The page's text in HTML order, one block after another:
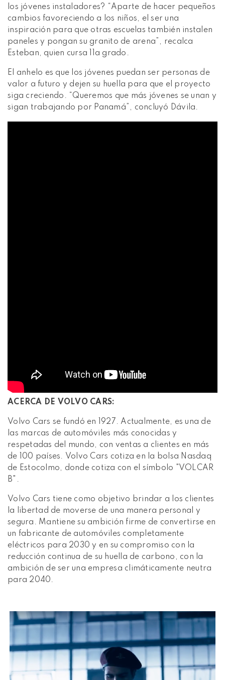
los jóvenes instaladores? “Aparte de hacer pequeños
cambios favoreciendo a los niños, el ser una
inspiración para que otras escuelas también instalen
paneles y pongan su granito de arena”, recalca
Esteban, quien cursa 11a grado.
El anhelo es que los jóvenes puedan ser personas de
valor a futuro y dejen su huella para que el proyecto
siga creciendo. “Queremos que más jóvenes se unan y
sigan trabajando por Panamá”, concluyó Dávila.
ACERCA DE VOLVO CARS:
Volvo Cars se fundó en 1927. Actualmente, es una de
las marcas de automóviles más conocidas y
respetadas del mundo, con ventas a clientes en más
de 100 países. Volvo Cars cotiza en la bolsa Nasdaq
de Estocolmo, donde cotiza con el símbolo "VOLCAR
B".
Volvo Cars tiene como objetivo brindar a los clientes
la libertad de moverse de una manera personal y
segura. Mantiene su ambición firme de convertirse en
un fabricante de automóviles completamente
eléctricos para 2030 y en su compromiso con la
reducción continua de su huella de carbono, con la
ambición de ser una empresa climáticamente neutra
para 2040.